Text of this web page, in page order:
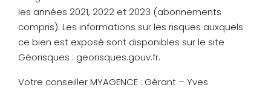
les années 2021, 2022 et 2023 (abonnements
compris). Les informations sur les risques auxquels
ce bien est exposé sont disponibles sur le site
Géorisques : georisques.gouv.fr.
Votre conseiller MYAGENCE : Gérant – Yves